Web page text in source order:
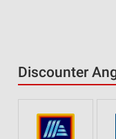
Discounter